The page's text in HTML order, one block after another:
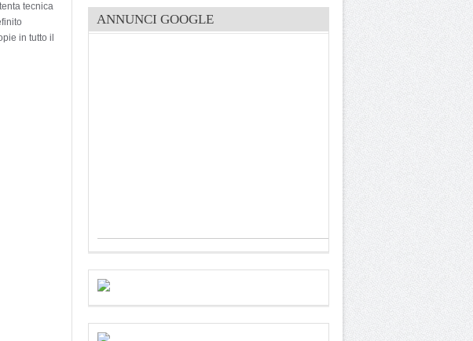
tecnica
in tutto il
ANNUNCI GOOGLE